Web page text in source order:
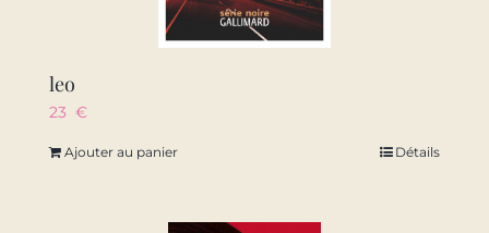
leo
23 €
Ajouter au panier Détails